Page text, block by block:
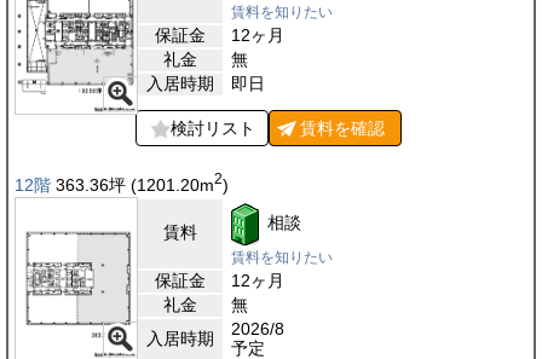
賃料を知りたい
保証金
12ヶ月
礼金
無
入居時期
即日
検討リスト 賃料を確認
12階 363.36坪 (1201.20m2)
賃料 相談
賃料を知りたい
保証金
12ヶ月
礼金
無
入居時期
2026/8
予定